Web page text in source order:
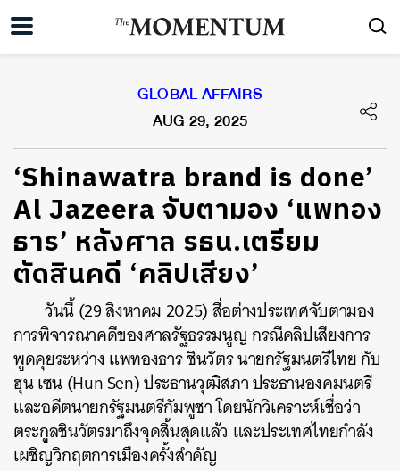
GLOBAL AFFAIRS
AUG 29, 2025
‘Shinawatra brand is done’
Al Jazeera จับตามอง ‘แพทอง
ธาร’ หลังศาล รธน.เตรียม
ตัดสินคดี ‘คลิปเสียง’
วันนี้ (29 สิงหาคม 2025) สื่อต่างประเทศจับตามอง
การพิจารณาคดีของศาลรัฐธรรมนูญ กรณีคลิปเสียงการ
พูดคุยระหว่าง แพทองธาร ชินวัตร นายกรัฐมนตรีไทย กับ
ฮุน เซน (Hun Sen) ประธานวุฒิสภา ประธานองคมนตรี
และอดีตนายกรัฐมนตรีกัมพูชา โดยนักวิเคราะห์เชื่อว่า
ตระกูลชินวัตรมาถึงจุดสิ้นสุดแล้ว และประเทศไทยกำลัง
เผชิญวิกฤตการเมืองครั้งสำคัญ